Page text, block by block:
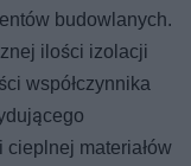
budowlanych.
ilości izolacji
współczynnika
materiałów